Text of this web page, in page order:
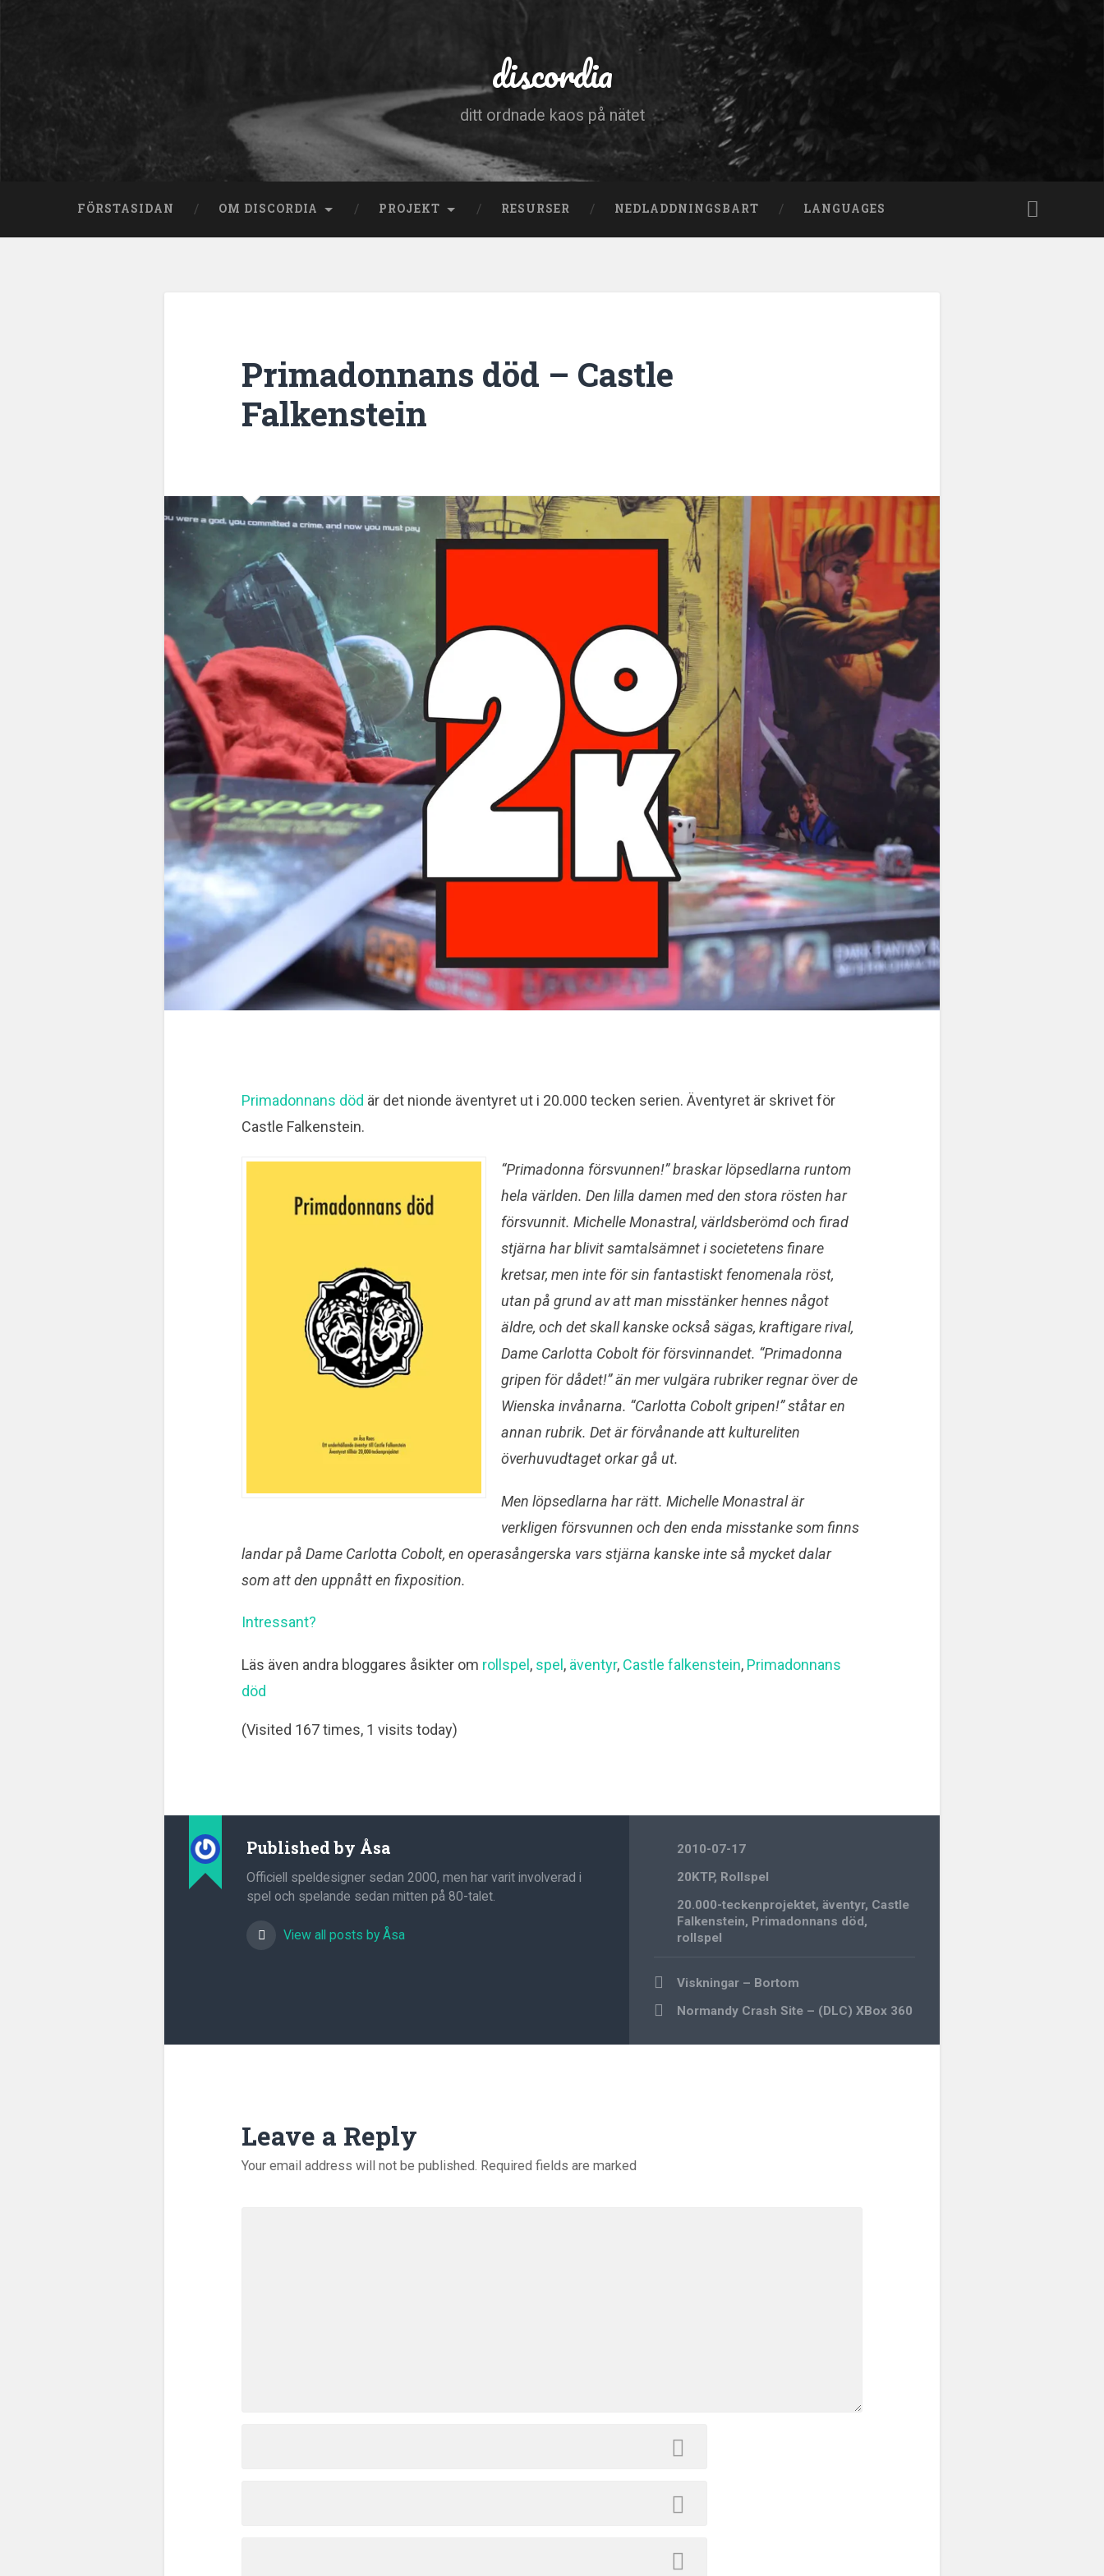
discordia
ditt ordnade kaos på nätet
FÖRSTASIDAN OM DISCORDIA PROJEKT RESURSER NEDLADDNINGSBART LANGUAGES
Primadonnans död – Castle
Falkenstein
Primadonnans död är det nionde äventyret ut i 20.000 tecken serien. Äventyret är skrivet för
Castle Falkenstein.
“Primadonna försvunnen!” braskar löpsedlarna runtom
hela världen. Den lilla damen med den stora rösten har
försvunnit. Michelle Monastral, världsberömd och firad
stjärna har blivit samtalsämnet i societetens finare
kretsar, men inte för sin fantastiskt fenomenala röst,
utan på grund av att man misstänker hennes något
äldre, och det skall kanske också sägas, kraftigare rival,
Dame Carlotta Cobolt för försvinnandet. “Primadonna
gripen för dådet!” än mer vulgära rubriker regnar över de
Wienska invånarna. “Carlotta Cobolt gripen!” ståtar en
annan rubrik. Det är förvånande att kultureliten
överhuvudtaget orkar gå ut.
Men löpsedlarna har rätt. Michelle Monastral är
verkligen försvunnen och den enda misstanke som finns
landar på Dame Carlotta Cobolt, en operasångerska vars stjärna kanske inte så mycket dalar
som att den uppnått en fixposition.
Intressant?
Läs även andra bloggares åsikter om rollspel , spel , äventyr, Castle falkenstein, Primadonnans
död
(Visited 167 times, 1 visits today)
Published by Åsa
Officiell speldesigner sedan 2000, men har varit involverad i
spel och spelande sedan mitten på 80-talet.
View all posts by Åsa
2010-07-17
20KTP, Rollspel
20.000-teckenprojektet,äventyr, Castle
Falkenstein, Primadonnans död ,
rollspel
PostViskningar – Bortom
Normandy Crash Site – (DLC) XBox 360
Leave a Reply
Your email address will not be published. Required fields are marked